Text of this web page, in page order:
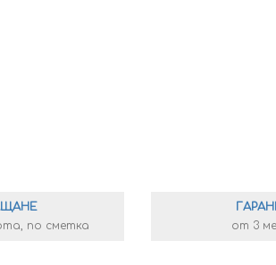
по сметка
от 3